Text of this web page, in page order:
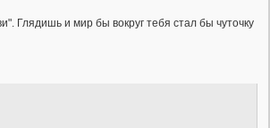
Глядишь и мир бы вокруг тебя стал бы чуточку